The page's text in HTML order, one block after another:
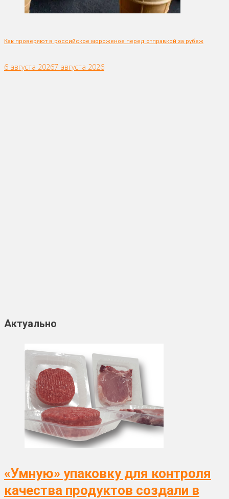
Как проверяют в российское мороженое перед отправкой за рубеж
6 августа 20267 августа 2026
Актуально
«Умную» упаковку для контроля
качества продуктов создали в